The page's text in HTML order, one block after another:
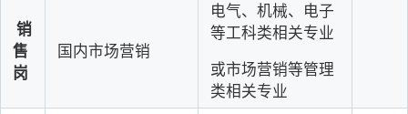
销
售
岗
国内市场营销
电气、机械、电子
等工科类相关专业
或市场营销等管理
类相关专业